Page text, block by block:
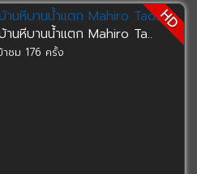
HD
นหีบานน้ำแตก Mahiro Ta..
ชม 176 ครั้ง